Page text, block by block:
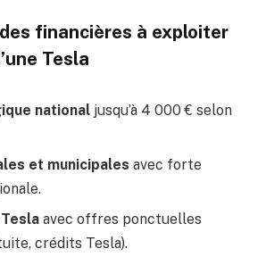
financières à exploiter
Tesla
national jusqu’à 4 000 € selon
et municipales avec forte
avec offres ponctuelles
crédits Tesla).